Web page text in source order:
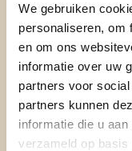
We gebruiken
personaliseren, om
en om ons
informatie over uw
partners voor
partners kunnen
informatie die u
verzameld op
vertrouwen. Er
aangeboden. Via
vaak erg
de eisen die door
rookmelders. Je
batterijen aan een
op netstroom aan